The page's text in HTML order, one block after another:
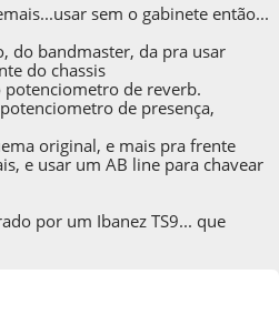
sem o gabinete então...
do bandmaster, da pra usar
do chassis
de reverb.
de presença,
original, e mais pra frente
e usar um AB line para chavear
por um Ibanez TS9... que